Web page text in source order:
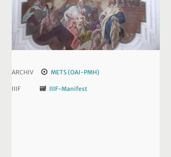
ARCHIV METS (OAI-PMH)
IIIF IIIF-Manifest